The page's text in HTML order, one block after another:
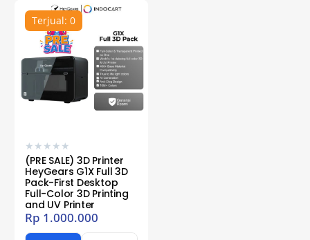
Terjual: 0
★ ★ ★ ★ ★
(PRE SALE) 3D Printer
HeyGears G1X Full 3D
Pack-First Desktop
Full-Color 3D Printing
and UV Printer
Rp 1.000.000